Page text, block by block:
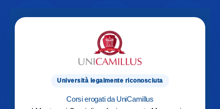
Università legalmente riconosciuta
Corsi erogati da UniCamillus